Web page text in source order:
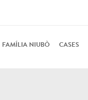
FAMÍLIA NIUBÒ CASES